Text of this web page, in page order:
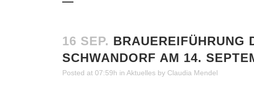
16 SEP. BRAUEREIFÜHRUNG
SCHWANDORF AM 14.
Posted at 07:59h in Aktuelles by Claudia Mendel